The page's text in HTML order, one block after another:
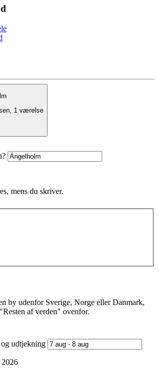
| 1 voksen, 1 værelse
mens du skriver.
by udenfor Sverige, Norge eller Danmark,
af verden" ovenfor.
udtjekning
2026